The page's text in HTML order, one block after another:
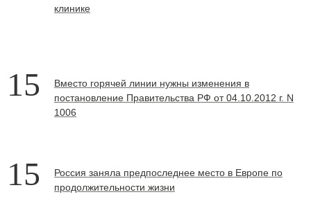
клинике
15
Вместо горячей линии нужны изменения в
постановление Правительства РФ от 04.10.2012 г. N
1006
15
Россия заняла предпоследнее место в Европе по
продолжительности жизни